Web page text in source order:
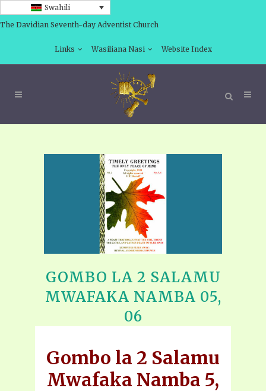
Swahili
The Davidian Seventh-day Adventist Church
Links Wasiliana Nasi Website Index
GOMBO LA 2 SALAMU
MWAFAKA NAMBA 05,
06
Gombo la 2 Salamu
Mwafaka Namba 5,